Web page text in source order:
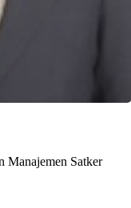
Manajemen Satker